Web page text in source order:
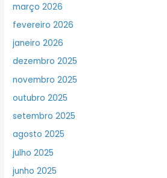
março 2026
fevereiro 2026
janeiro 2026
dezembro 2025
novembro 2025
outubro 2025
setembro 2025
agosto 2025
julho 2025
junho 2025